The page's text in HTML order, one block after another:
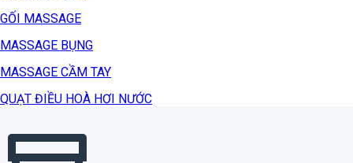
GỐI MASSAGE
MASSAGE BỤNG
MASSAGE CẦM TAY
QUẠT ĐIỀU HOÀ HƠI NƯỚC